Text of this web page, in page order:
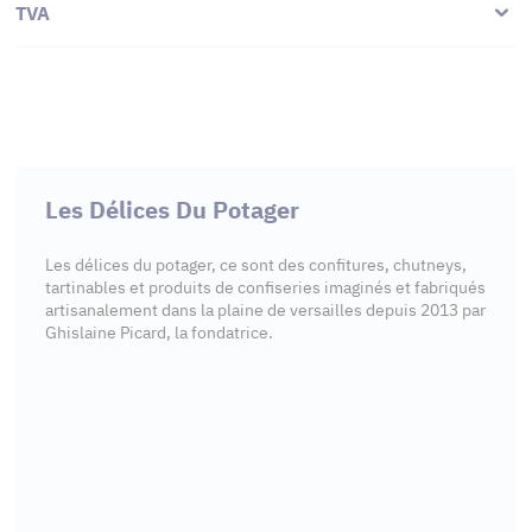
TVA
Les Délices Du Potager
Les délices du potager, ce sont des confitures, chutneys,
tartinables et produits de confiseries imaginés et fabriqués
artisanalement dans la plaine de versailles depuis 2013 par
Ghislaine Picard, la fondatrice.